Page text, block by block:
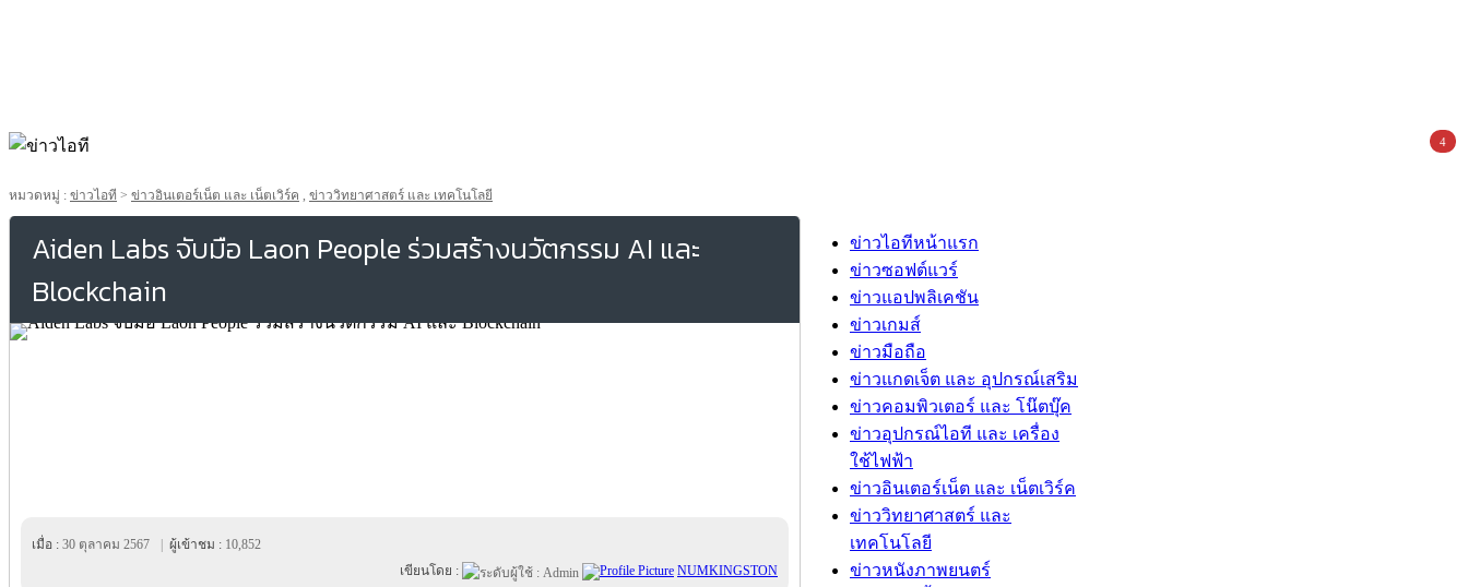
หมวดหมู่ : ข่าวไอที > ข่าวอินเตอร์เน็ต และ เน็ตเวิร์ค , ข่าววิทยาศาสตร์ และ เทคโนโลยี
Aiden Labs จับมือ Laon People ร่วมสร้างนวัตกรรม AI และ
Blockchain
เมื่อ : 30 ตุลาคม 2567 ผู้เข้าชม : 10,852
เขียนโดย :
NUMKINGSTON
ข่าวไอทีหน้าแรก
ข่าวซอฟต์แวร์
ข่าวแอปพลิเคชัน
ข่าวเกมส์
ข่าวมือถือ
ข่าวแกดเจ็ต และ อุปกรณ์เสริม
ข่าวคอมพิวเตอร์ และ โน๊ตบุ๊ค
ข่าวอุปกรณ์ไอที และ เครื่อง
ใช้ไฟฟ้า
ข่าวอินเตอร์เน็ต และ เน็ตเวิร์ค
ข่าววิทยาศาสตร์ และ
เทคโนโลยี
ข่าวหนังภาพยนตร์
4